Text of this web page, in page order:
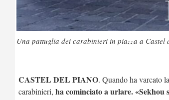
Una pattuglia dei carabinieri in piazza a Castel
CASTEL DEL PIANO. Quando ha varcato
carabinieri, ha cominciato a urlare. «Sekhou